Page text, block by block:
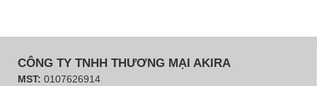
CÔNG TY TNHH THƯƠNG MẠI AKIRA
MST: 0107626914